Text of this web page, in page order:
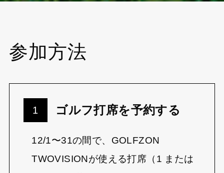
参加方法
ゴルフ打席を予約する
12/1〜31の間で、GOLFZON
TWOVISIONが使える打席（1 または